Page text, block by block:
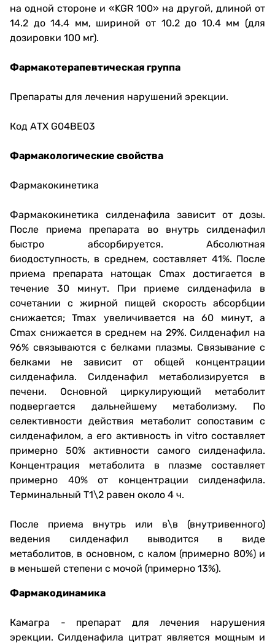
на одной стороне и «KGR 100» на другой, длиной от
14.2 до 14.4 мм, шириной от 10.2 до 10.4 мм (для
дозировки 100 мг).
Фармакотерапевтическая группа
Препараты для лечения нарушений эрекции.
Код АТХ G04BE03
Фармакологические свойства
Фармакокинетика
Фармакокинетика силденафила зависит от дозы.
После приема препарата во внутрь силденафил
быстро абсорбируется. Абсолютная
биодоступность, в среднем, составляет 41%. После
приема препарата натощак Сmax достигается в
течение 30 минут. При приеме силденафила в
сочетании с жирной пищей скорость абсорбции
снижается; Tmax увеличивается на 60 минут, а
Cmax снижается в среднем на 29%. Силденафил на
96% связываются с белками плазмы. Связывание с
белками не зависит от общей концентрации
силденафила. Силденафил метаболизируется в
печени. Основной циркулирующий метаболит
подвергается дальнейшему метаболизму. По
селективности действия метаболит сопоставим с
силденафилом, а его активность in vitro составляет
примерно 50% активности самого силденафила.
Концентрация метаболита в плазме составляет
примерно 40% от концентрации силденафила.
Терминальный Т1\2 равен около 4 ч.
После приема внутрь или в\в (внутривенного)
ведения силденафил выводится в виде
метаболитов, в основном, с калом (примерно 80%) и
в меньшей степени с мочой (примерно 13%).
Фармакодинамика
Камагра - препарат для лечения нарушения
эрекции. Силденафила цитрат является мощным и